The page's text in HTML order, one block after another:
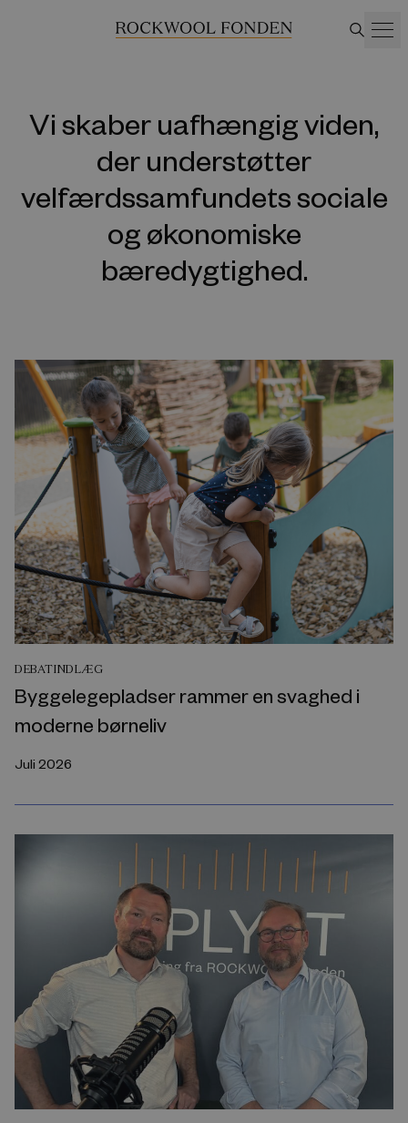
Vi skaber uafhængig viden,
der understøtter
velfærdssamfundets sociale
og økonomiske
bæredygtighed.
DEBATINDLÆG
Byggelegepladser rammer en svaghed i
moderne børneliv
Juli 2026